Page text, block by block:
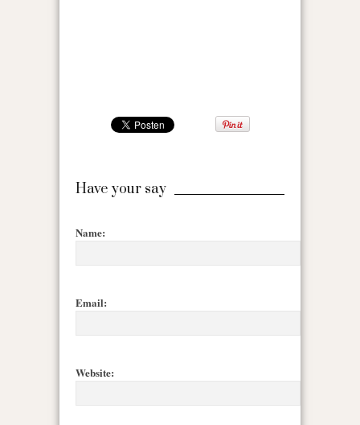
Have your say
Name:
Email:
Website: